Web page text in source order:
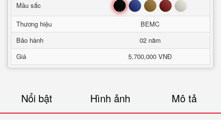
Mầu sắc Đen Xanh Nâu Đỏ Trắng
Thương hiệu
BEMC
Bảo hành
02 năm
Giá
5,700,000 VNĐ
Nổi bật Hình ảnh Mô tả